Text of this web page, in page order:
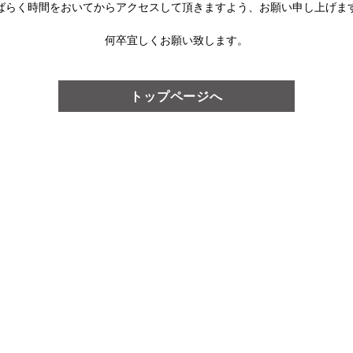
らく時間をおいてからアクセスして頂きますよう、 お願い申し上げま
何卒宜しくお願い致します。
トップページへ